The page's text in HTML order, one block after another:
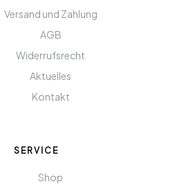
Versand und Zahlung
AGB
Widerrufsrecht
Aktuelles
Kontakt
SERVICE
Shop